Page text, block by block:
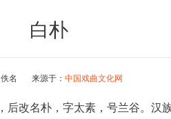
白朴
佚名 来源于： 中国戏曲文化网
后改名朴，字太素，号兰谷。汉